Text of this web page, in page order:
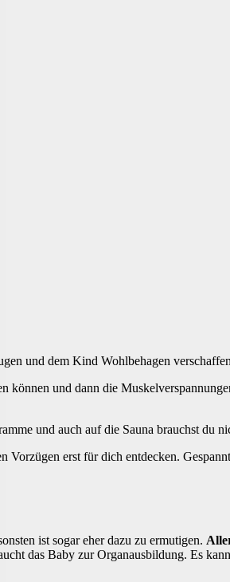
und dem Kind Wohlbehagen
können und dann die
und auch auf die Sauna brauchst du
Vorzügen erst für dich entdecken.
ist sogar eher dazu zu ermutigen.
das Baby zur Organausbildung. Es